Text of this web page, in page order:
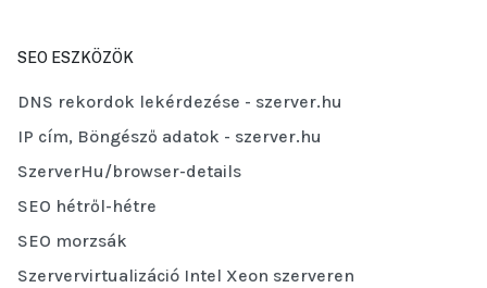
SEO ESZKÖZÖK
DNS rekordok lekérdezése - szerver.hu
IP cím, Böngésző adatok - szerver.hu
SzerverHu/browser-details
SEO hétről-hétre
SEO morzsák
Szervervirtualizáció Intel Xeon szerveren